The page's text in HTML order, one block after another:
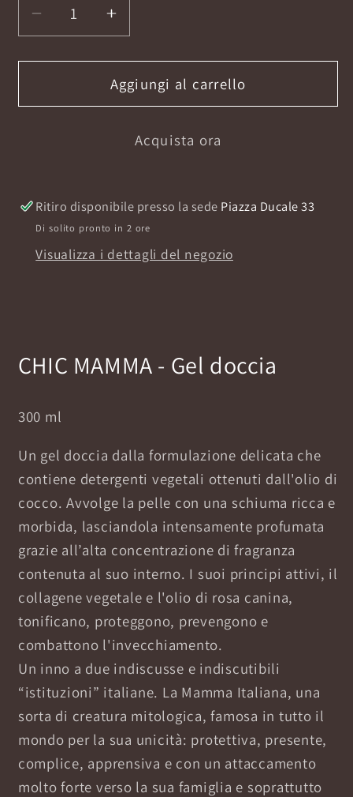
Diminuisci
quantità
per
MAMMA
Aumenta
quantità
per
CHIC
MAMMA
300ML
Aggiungi al carrello
Acquista ora
Ritiro disponibile presso la sede Piazza Ducale 33
Di solito pronto in 2 ore
Visualizza i dettagli del negozio
CHIC MAMMA - Gel doccia
300 ml
Un gel doccia dalla formulazione delicata che
contiene detergenti vegetali ottenuti dall'olio di
cocco. Avvolge la pelle con una schiuma ricca e
morbida, lasciandola intensamente profumata
grazie all’alta concentrazione di fragranza
contenuta al suo interno. I suoi principi attivi, il
collagene vegetale e l'olio di rosa canina,
tonificano, proteggono, prevengono e
combattono l'invecchiamento.
Un inno a due indiscusse e indiscutibili
“istituzioni” italiane. La Mamma Italiana, una
sorta di creatura mitologica, famosa in tutto il
mondo per la sua unicità: protettiva, presente,
complice, apprensiva e con un attaccamento
molto forte verso la sua famiglia e soprattutto